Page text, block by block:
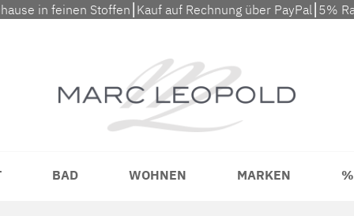
in feinen Stoffen⎮Kauf auf Rechnung über PayPal⎮5%
BAD WOHNEN MARKEN